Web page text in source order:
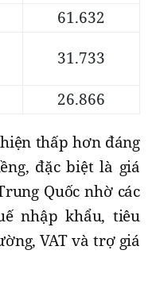
61.632
31.733
26.866
thấp hơn đáng
đặc biệt là giá
Quốc nhờ các
nhập khẩu, tiêu
VAT và trợ giá